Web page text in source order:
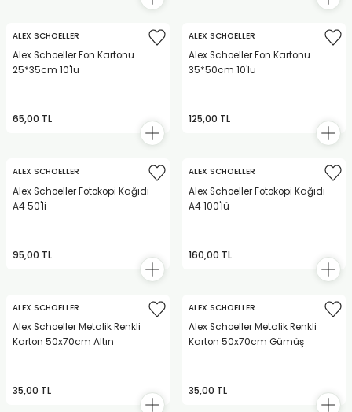
ALEX SCHOELLER
Alex Schoeller Fon Kartonu
25*35cm 10'lu
65,00 TL
ALEX SCHOELLER
Alex Schoeller Fon Kartonu
35*50cm 10'lu
125,00 TL
ALEX SCHOELLER
Alex Schoeller Fotokopi Kağıdı
A4 50'li
95,00 TL
ALEX SCHOELLER
Alex Schoeller Fotokopi Kağıdı
A4 100'lü
160,00 TL
ALEX SCHOELLER
Alex Schoeller Metalik Renkli
Karton 50x70cm Altın
35,00 TL
ALEX SCHOELLER
Alex Schoeller Metalik Renkli
Karton 50x70cm Gümüş
35,00 TL